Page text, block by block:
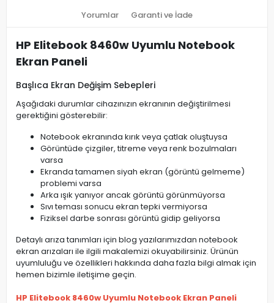
Yorumlar Garanti ve İade
HP Elitebook 8460w Uyumlu Notebook
Ekran Paneli
Başlıca Ekran Değişim Sebepleri
Aşağıdaki durumlar cihazınızın ekranının değiştirilmesi
gerektiğini gösterebilir:
Notebook ekranında kırık veya çatlak oluştuysa
Görüntüde çizgiler, titreme veya renk bozulmaları
varsa
Ekranda tamamen siyah ekran (görüntü gelmeme)
problemi varsa
Arka ışık yanıyor ancak görüntü görünmüyorsa
Sıvı teması sonucu ekran tepki vermiyorsa
Fiziksel darbe sonrası görüntü gidip geliyorsa
Detaylı arıza tanımları için blog yazılarımızdan notebook
ekran arızaları ile ilgili makalemizi okuyabilirsiniz. Ürünün
uyumluluğu ve özellikleri hakkında daha fazla bilgi almak için
hemen bizimle iletişime geçin.
HP Elitebook 8460w Uyumlu Notebook Ekran Paneli